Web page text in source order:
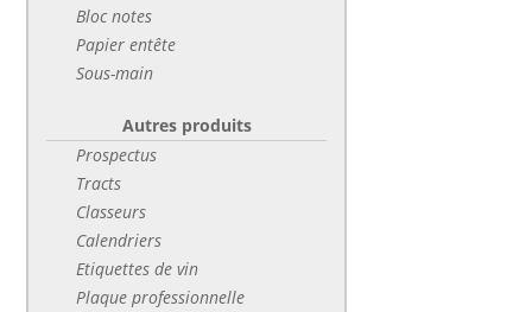
Bloc notes
Papier entête
Sous-main
Autres produits
Prospectus
Tracts
Classeurs
Calendriers
Etiquettes de vin
Plaque professionnelle